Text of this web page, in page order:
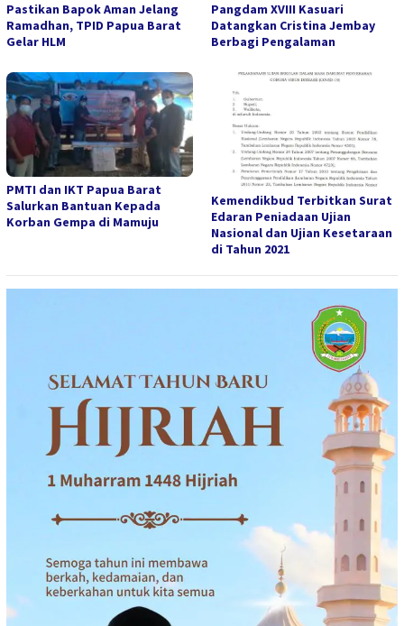
Pastikan Bapok Aman Jelang
Ramadhan, TPID Papua Barat
Gelar HLM
Pangdam XVIII Kasuari
Datangkan Cristina Jembay
Berbagi Pengalaman
PMTI dan IKT Papua Barat
Salurkan Bantuan Kepada
Korban Gempa di Mamuju
Kemendikbud Terbitkan Surat
Edaran Peniadaan Ujian
Nasional dan Ujian Kesetaraan
di Tahun 2021